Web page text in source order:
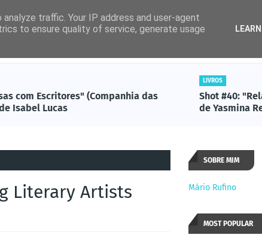
(Companhia das
Shot #40: "Relato de
de Yasmina Reza
Literary Artists
SOBRE MIM
Mário Rufino
MOST POPULAR
traffic. Your IP address and user-agent
to ensure quality of service, generate usage